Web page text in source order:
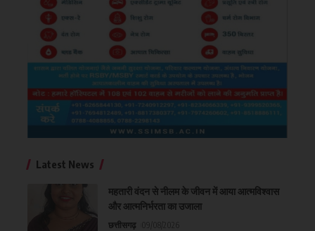
Latest News
महतारी वंदन से नीलम के जीवन में आया आत्मविश्वास
और आत्मनिर्भरता का उजाला
छत्तीसगढ़